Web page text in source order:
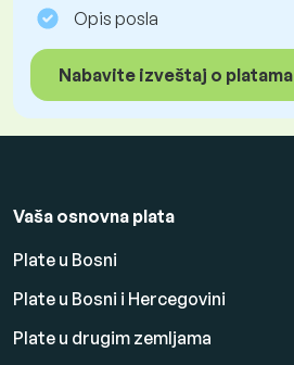
Opis posla
Nabavite izveštaj o platama
Vaša osnovna plata
Plate u Bosni
Plate u Bosni i Hercegovini
Plate u drugim zemljama